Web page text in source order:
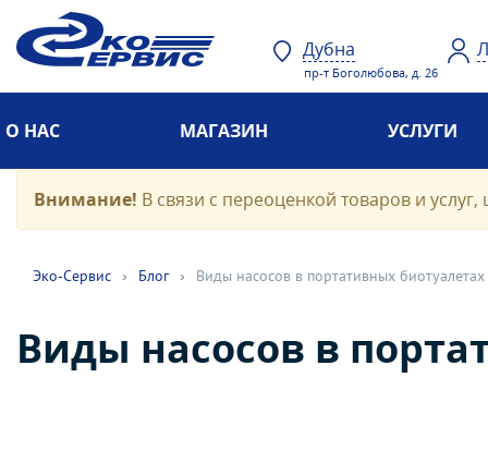
Дубна
пр-т Боголюбова, д. 26
О НАС МАГАЗИН УСЛУГИ
Внимание! В связи с переоценкой товаров и
Эко-Cервис › Блог › Виды насосов в портативных биотуалетах
Виды насосов в